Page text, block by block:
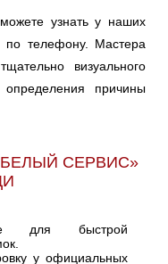
узнать у наших
по телефону. Мастера
визуального
причины
СЕРВИС»
для быстрой
у официальных